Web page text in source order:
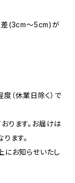
差(3cm〜5cm)が
（休業日除く）で
ります。お届けは
ます。
にお知らせいたし